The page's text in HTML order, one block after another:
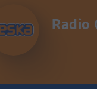
Radio